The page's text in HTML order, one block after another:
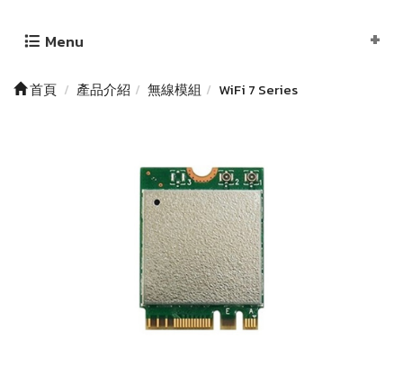
Menu
首頁 產品介紹 無線模組 WiFi 7 Series